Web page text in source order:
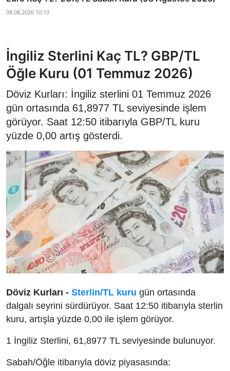
08.08.2026 10:10
İngiliz Sterlini Kaç TL? GBP/TL
Öğle Kuru (01 Temmuz 2026)
Döviz Kurları: İngiliz sterlini 01 Temmuz 2026
gün ortasında 61,8977 TL seviyesinde işlem
görüyor. Saat 12:50 itibarıyla GBP/TL kuru
yüzde 0,00 artış gösterdi.
Döviz Kurları - Sterlin/TL kuru gün ortasında
dalgalı seyrini sürdürüyor. Saat 12:50 itibarıyla sterlin
kuru, artışla yüzde 0,00 ile işlem görüyor.
1 İngiliz Sterlini, 61,8977 TL seviyesinde bulunuyor.
Sabah/Öğle itibarıyla döviz piyasasında: